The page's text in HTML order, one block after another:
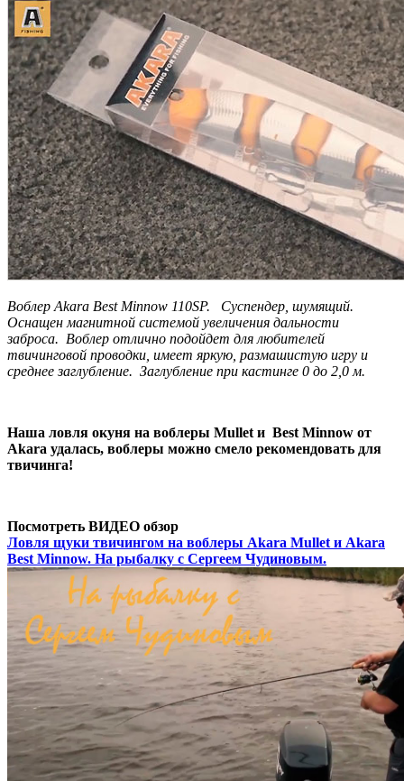
Воблер Akara Best Minnow 110SP. Суспендер, шумящий.
Оснащен магнитной системой увеличения дальности
заброса. Воблер отлично подойдет для любителей
твичинговой проводки, имеет яркую, размашистую игру и
среднее заглубление. Заглубление при кастинге 0 до 2,0 м.
Наша ловля окуня на воблеры Mullet и Best Minnow от
Akara удалась, воблеры можно смело рекомендовать для
твичинга!
Посмотреть ВИДЕО обзор
Ловля щуки твичингом на воблеры Akara Mullet и Akara
Best Minnow. На рыбалку с Сергеем Чудиновым.